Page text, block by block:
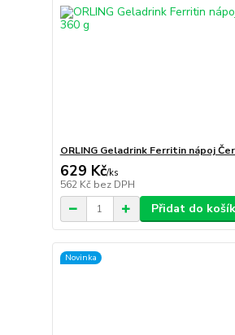
ORLING Geladrink Ferritin nápoj
629 Kč/ks
562 Kč bez DPH
Přidat do
Novinka